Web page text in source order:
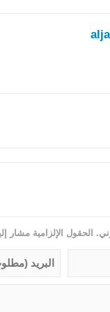
الحقول الإلزامية مشار